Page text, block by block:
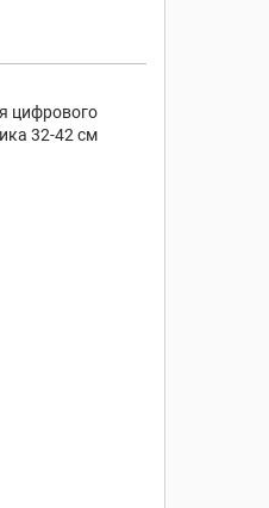
цифрового
32-42 см